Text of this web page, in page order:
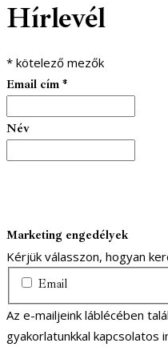
Hírlevél
* kötelező mezők
Email cím *
Név
Marketing engedélyek
Kérjük válasszon, hogyan
Email
Az e-mailjeink láblécében
gyakorlatunkkal kapcsolatos